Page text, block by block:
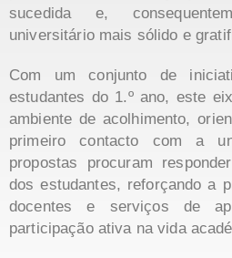
sucedida e,
universitário mais sólido e
Com um conjunto de
estudantes do 1.º ano, este
ambiente de acolhimento,
primeiro contacto com a
propostas procuram
dos estudantes, reforçando a
docentes e serviços de
participação ativa na vida